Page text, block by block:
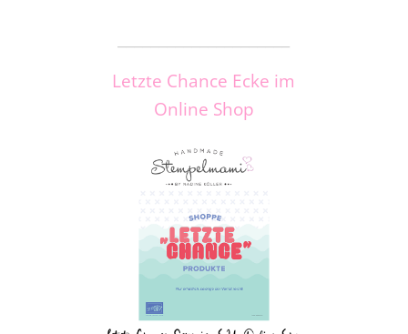
Letzte Chance Ecke im
Online Shop